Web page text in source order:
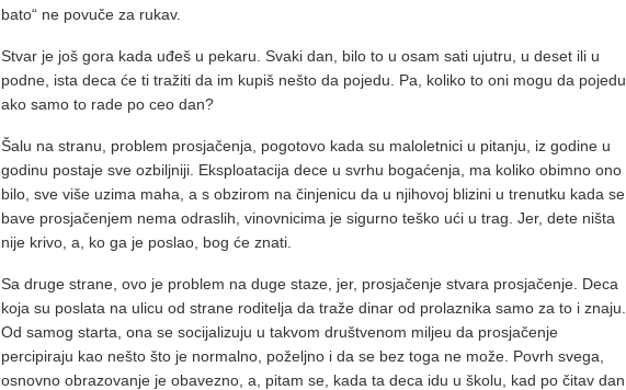
bato“ ne povuče za rukav.
Stvar je još gora kada uđeš u pekaru. Svaki dan, bilo to u osam sati ujutru, u deset ili u
podne, ista deca će ti tražiti da im kupiš nešto da pojedu. Pa, koliko to oni mogu da pojedu
ako samo to rade po ceo dan?
Šalu na stranu, problem prosjačenja, pogotovo kada su maloletnici u pitanju, iz godine u
godinu postaje sve ozbiljniji. Eksploatacija dece u svrhu bogaćenja, ma koliko obimno ono
bilo, sve više uzima maha, a s obzirom na činjenicu da u njihovoj blizini u trenutku kada se
bave prosjačenjem nema odraslih, vinovnicima je sigurno teško ući u trag. Jer, dete ništa
nije krivo, a, ko ga je poslao, bog će znati.
Sa druge strane, ovo je problem na duge staze, jer, prosjačenje stvara prosjačenje. Deca
koja su poslata na ulicu od strane roditelja da traže dinar od prolaznika samo za to i znaju.
Od samog starta, ona se socijalizuju u takvom društvenom miljeu da prosjačenje
percipiraju kao nešto što je normalno, poželjno i da se bez toga ne može. Povrh svega,
osnovno obrazovanje je obavezno, a, pitam se, kada ta deca idu u školu, kad po čitav dan